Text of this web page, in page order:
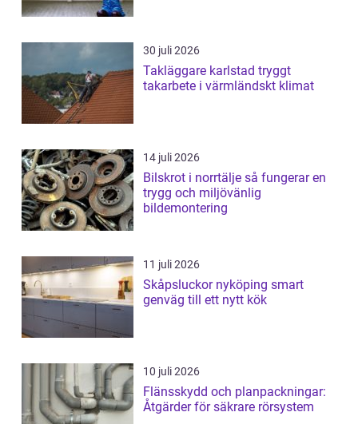
30 juli 2026
Takläggare karlstad tryggt
takarbete i värmländskt klimat
14 juli 2026
Bilskrot i norrtälje så fungerar en
trygg och miljövänlig
bildemontering
11 juli 2026
Skåpsluckor nyköping smart
genväg till ett nytt kök
10 juli 2026
Flänsskydd och planpackningar:
Åtgärder för säkrare rörsystem